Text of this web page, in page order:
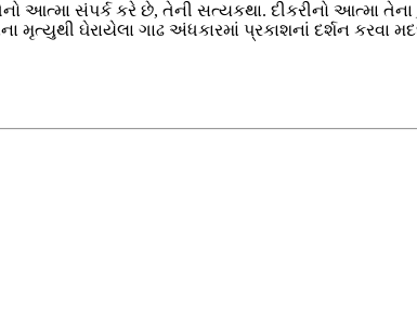
આત્મા સંપર્ક કરે છે, તેની સત્યકથા. દીકરીનો આત્મા
ઘેરાયેલા ગાઢ અંધકારમાં પ્રકાશનાં દર્શન કરવા